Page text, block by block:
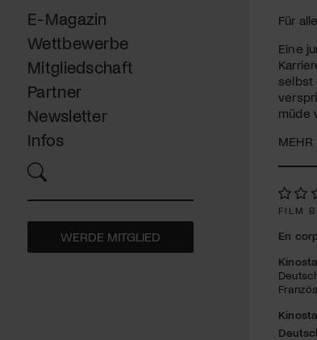
E-Magazin
Wettbewerbe
Mitgliedschaft
Partner
Newsletter
Infos
WERDE MITGLIED
Für
Eine
selbst
müde
MEHR
FILM
En